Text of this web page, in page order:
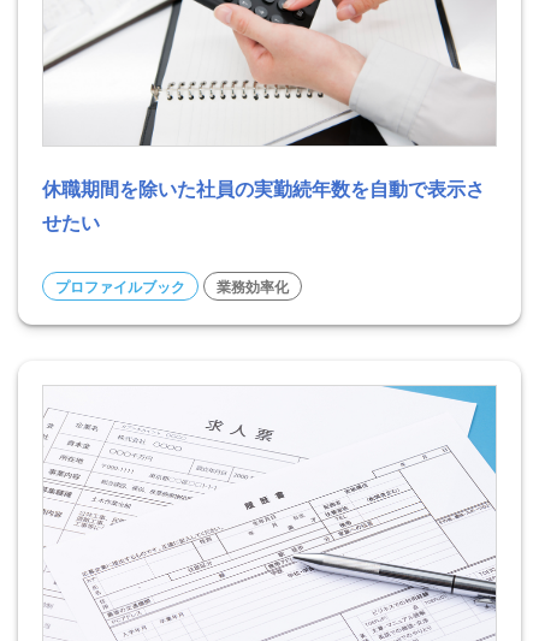
休職期間を除いた社員の実勤続年数を自動で表示さ
せたい
プロファイルブック 業務効率化